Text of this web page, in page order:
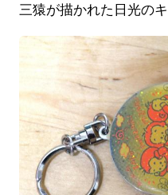
三猿が描かれた日光の